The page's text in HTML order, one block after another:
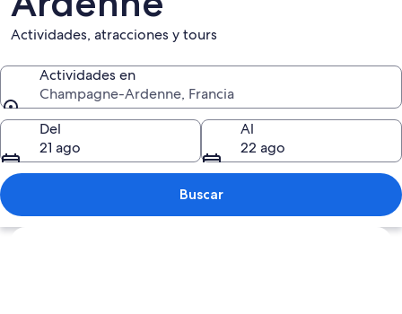
Actividades, atracciones y tours
Actividades en
Champagne-Ardenne, Francia
Actividades en
Del
21 ago
Al
22 ago
Buscar
Explorar mapa